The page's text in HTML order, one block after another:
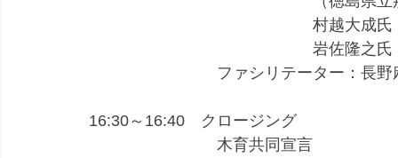
村越大成氏（那賀町林
岩佐隆之氏（那賀町山の
ファシリテーター：長野麻子氏
16:30～16:40　クロージング
木育共同宣言